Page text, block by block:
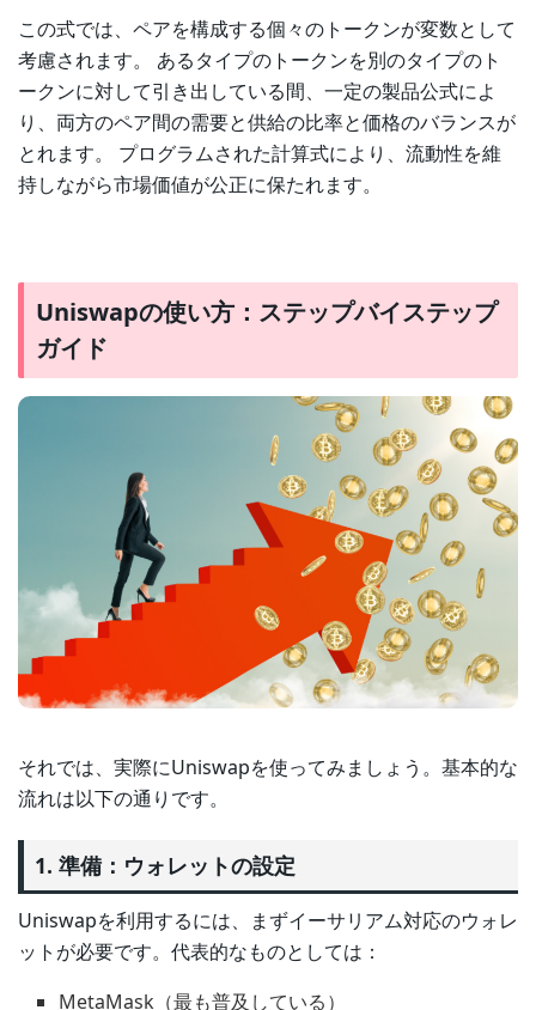
この式では、ペアを構成する個々のトークンが変数として
考慮されます。 あるタイプのトークンを別のタイプのト
ークンに対して引き出している間、一定の製品公式によ
り、両方のペア間の需要と供給の比率と価格のバランスが
とれます。 プログラムされた計算式により、流動性を維
持しながら市場価値が公正に保たれます。
Uniswapの使い方：ステップバイステップ
ガイド
それでは、実際にUniswapを使ってみましょう。基本的な
流れは以下の通りです。
1. 準備：ウォレットの設定
Uniswapを利用するには、まずイーサリアム対応のウォレ
ットが必要です。代表的なものとしては：
MetaMask（最も普及している）